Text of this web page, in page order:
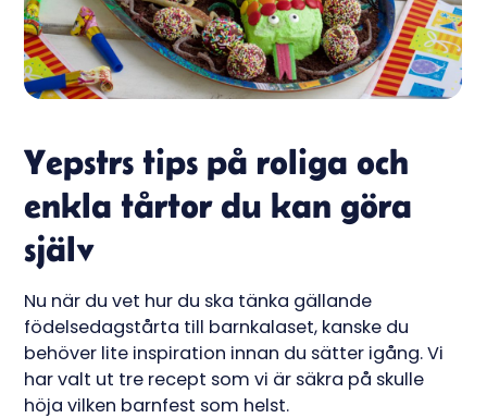
Yepstrs tips på roliga och
enkla tårtor du kan göra
själv
Nu när du vet hur du ska tänka gällande
födelsedagstårta till barnkalaset, kanske du
behöver lite inspiration innan du sätter igång. Vi
har valt ut tre recept som vi är säkra på skulle
höja vilken barnfest som helst.